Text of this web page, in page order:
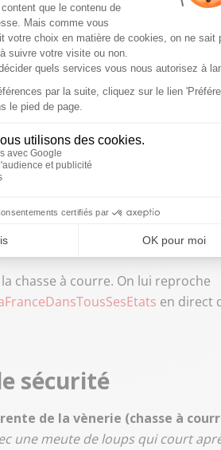
Schraen dénonce ce qu'il appelle
pense que c'est un des plus
de créer une « anxiété
à Bruxelles :
Parisviennent m'expliquer comment
mon village »
s'emmerde parce qu'il invente
chasse à courre. On lui reproche
en direct
sécurité
de la vènerie (chasse à
une meute de loups qui court